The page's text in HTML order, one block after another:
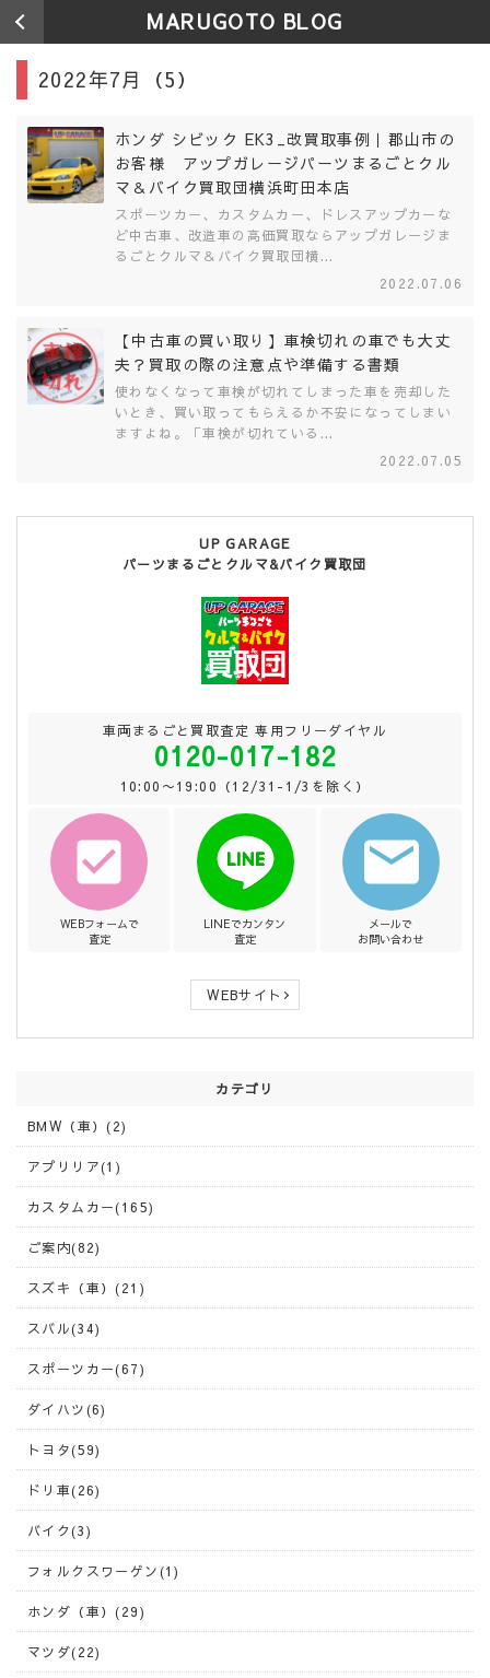
MARUGOTO BLOG
2022年7月（5）
ホンダ シビック EK3_改買取事例｜郡山市の
お客様 アップガレージパーツまるごとクル
マ＆バイク買取団横浜町田本店
スポーツカー、カスタムカー、ドレスアップカーな
ど中古車、改造車の高価買取ならアップガレージま
るごとクルマ＆バイク買取団横...
2022.07.06
【中古車の買い取り】車検切れの車でも大丈
夫？買取の際の注意点や準備する書類
使わなくなって車検が切れてしまった車を売却した
いとき、買い取ってもらえるか不安になってしまい
ますよね。「車検が切れている...
2022.07.05
UP GARAGE
パーツまるごとクルマ&バイク買取団
車両まるごと買取査定 専用フリーダイヤル
0120-017-182
10:00〜19:00（12/31-1/3を除く）
WEBフォームで
査定
LINEでカンタン
査定
メールで
お問い合わせ
WEBサイト
カテゴリ
BMW（車）(2)
アプリリア(1)
カスタムカー(165)
ご案内(82)
スズキ（車）(21)
スバル(34)
スポーツカー(67)
ダイハツ(6)
トヨタ(59)
ドリ車(26)
バイク(3)
フォルクスワーゲン(1)
ホンダ（車）(29)
マツダ(22)